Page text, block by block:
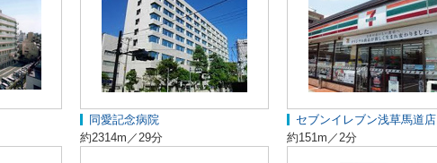
同愛記念病院
約2314m／29分
セブンイレブン浅草馬道店
約151m／2分